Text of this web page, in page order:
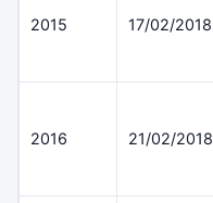
2015 17/02/2018
2016 21/02/2018